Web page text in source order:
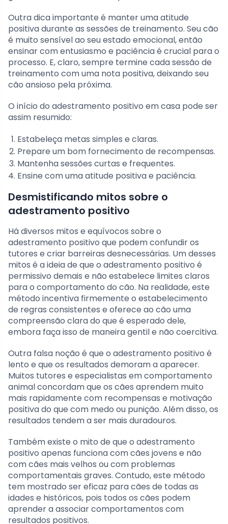
Outra dica importante é manter uma atitude
positiva durante as sessões de treinamento. Seu cão
é muito sensível ao seu estado emocional, então
ensinar com entusiasmo e paciência é crucial para o
processo. E, claro, sempre termine cada sessão de
treinamento com uma nota positiva, deixando seu
cão ansioso pela próxima.
O início do adestramento positivo em casa pode ser
assim resumido:
Estabeleça metas simples e claras.
Prepare um bom fornecimento de recompensas.
Mantenha sessões curtas e frequentes.
Ensine com uma atitude positiva e paciência.
Desmistificando mitos sobre o
adestramento positivo
Há diversos mitos e equívocos sobre o
adestramento positivo que podem confundir os
tutores e criar barreiras desnecessárias. Um desses
mitos é a ideia de que o adestramento positivo é
permissivo demais e não estabelece limites claros
para o comportamento do cão. Na realidade, este
método incentiva firmemente o estabelecimento
de regras consistentes e oferece ao cão uma
compreensão clara do que é esperado dele,
embora faça isso de maneira gentil e não coercitiva.
Outra falsa noção é que o adestramento positivo é
lento e que os resultados demoram a aparecer.
Muitos tutores e especialistas em comportamento
animal concordam que os cães aprendem muito
mais rapidamente com recompensas e motivação
positiva do que com medo ou punição. Além disso, os
resultados tendem a ser mais duradouros.
Também existe o mito de que o adestramento
positivo apenas funciona com cães jovens e não
com cães mais velhos ou com problemas
comportamentais graves. Contudo, este método
tem mostrado ser eficaz para cães de todas as
idades e históricos, pois todos os cães podem
aprender a associar comportamentos com
resultados positivos.